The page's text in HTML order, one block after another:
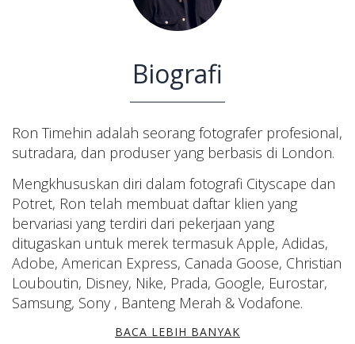
Biografi
Ron Timehin adalah seorang fotografer profesional,
sutradara, dan produser yang berbasis di London.
Mengkhususkan diri dalam fotografi Cityscape dan
Potret, Ron telah membuat daftar klien yang
bervariasi yang terdiri dari pekerjaan yang
ditugaskan untuk merek termasuk Apple, Adidas,
Adobe, American Express, Canada Goose, Christian
Louboutin, Disney, Nike, Prada, Google, Eurostar,
Samsung, Sony , Banteng Merah & Vodafone.
BACA LEBIH BANYAK